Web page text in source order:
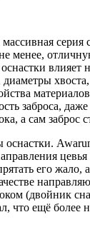
серия
менее,
влияет
заброса,
а сам заброс
его жало,
(двойник
что ещё более